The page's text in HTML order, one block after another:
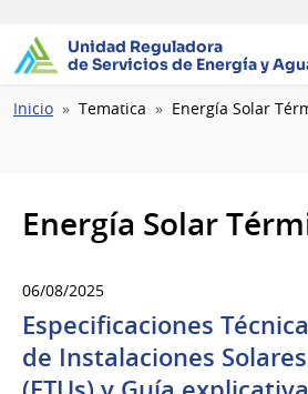
Unidad Reguladora
de Servicios de Energía y
Ruta
Inicio Tematica Energía Solar
Energía Solar
06/08/2025
Especificaciones
de Instalaciones